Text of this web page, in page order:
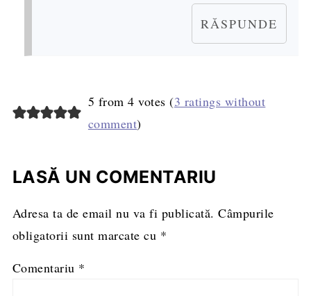
RĂSPUNDE
5 from 4 votes (3 ratings without
comment)
LASĂ UN COMENTARIU
Adresa ta de email nu va fi publicată. Câmpurile
obligatorii sunt marcate cu *
Comentariu *